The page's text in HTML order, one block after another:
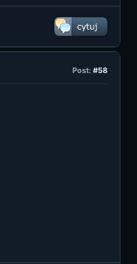
Post: #58